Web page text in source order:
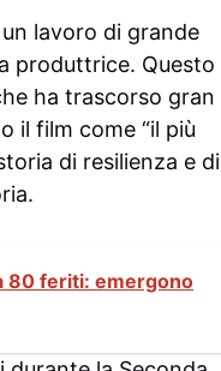
lavoro di grande
produttrice. Questo
ha trascorso gran
il film come “il più
di resilienza e di
80 feriti: emergono